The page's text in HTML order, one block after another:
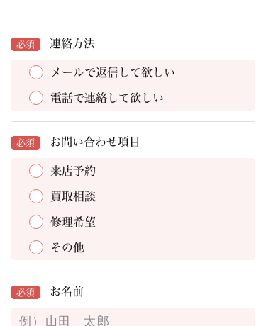
必須 連絡方法
メールで返信して欲しい
電話で連絡して欲しい
必須 お問い合わせ項目
来店予約
買取相談
修理希望
その他
必須 お名前